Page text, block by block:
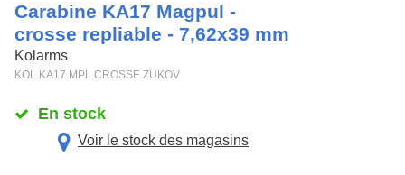
Carabine KA17 Magpul -
crosse repliable - 7,62x39 mm
Kolarms
KOL.KA17.MPL.CROSSE ZUKOV
En stock
Voir le stock des magasins